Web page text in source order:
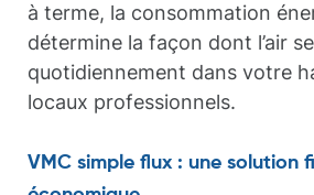
à terme, la consommation
détermine la façon dont l’air
quotidiennement dans votre
locaux professionnels.
VMC simple flux : une solution